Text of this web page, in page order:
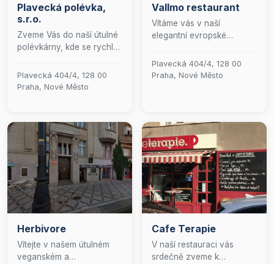
Plavecká polévka,
s.r.o.
Zveme Vás do naší útulné
polévkárny, kde se rychlé
kvalitou a tradicí. Denně
pro Vás připravujeme čtyři
hlavních jídel, které potěší
jak milovníky české
kuchyně, tak i vegetariány.
Naše nabídka je doplněna
o čerstvě pečené sladké a
slané koláče, které jsou
ideální tečkou za každým
jídlem. V letních měsících si
pokrmy na příjemné
zahrádce. Samozřejmostí
je i bezplatné Wi-Fi
Plavecká 404/4, 128 00
Praha, Nové Město
Vallmo restaurant
Vítáme vás v naší
elegantní evropské
moderní gastronomie s
uměním prezentace. Naším
vaše chuťové buňky, ale
také oči. Přijďte si užít
chvíle pohody a nechte se
hýčkat výjimečnými
pokrmy v příjemném
prostředí.
Plavecká 404/4, 128 00
Praha, Nové Město
Herbivore
Vítejte v našem útulném
veganském a
Cafe Terapie
V naší restauraci vás
srdečně zveme k